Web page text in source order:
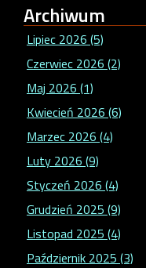
Archiwum
Lipiec 2026 (5)
Czerwiec 2026 (2)
Maj 2026 (1)
Kwiecień 2026 (6)
Marzec 2026 (4)
Luty 2026 (9)
Styczeń 2026 (4)
Grudzień 2025 (9)
Listopad 2025 (4)
Październik 2025 (3)